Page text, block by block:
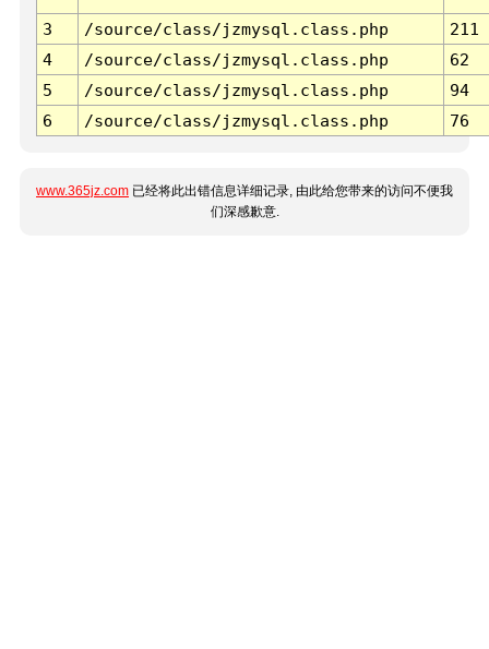
3 /source/class/jzmysql.class.php
211
4
/source/class/jzmysql.class.php
62
5
/source/class/jzmysql.class.php
94
6
/source/class/jzmysql.class.php 76
www.365jz.com 已经将此出错信息详细记录, 由此给您带来的访问不便我
们深感歉意.